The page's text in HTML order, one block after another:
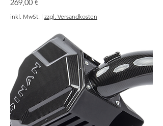
269,00 €
inkl. MwSt. | zzgl. Versandkosten